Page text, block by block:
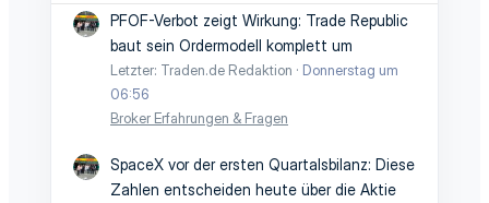
PFOF-Verbot zeigt Wirkung: Trade Republic
baut sein Ordermodell komplett um
Letzter: Traden.de Redaktion
Donnerstag um
06:56
Broker Erfahrungen & Fragen
SpaceX vor der ersten Quartalsbilanz: Diese
Zahlen entscheiden heute über die Aktie